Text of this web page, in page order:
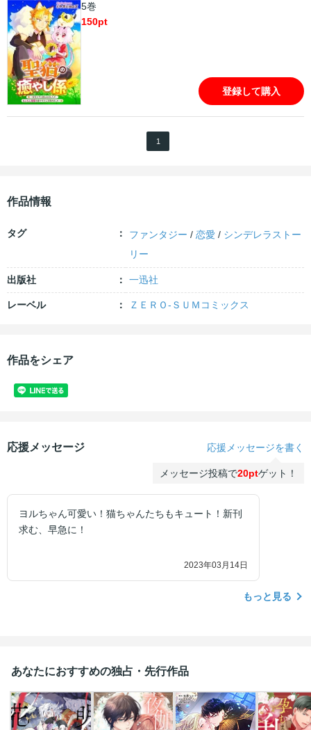
5巻
150pt
登録して購入
1
作品情報
タグ ファンタジー /恋愛 / シンデレラストー
リー
出版社 一迅社
レーベル ＺＥＲＯ-ＳＵＭコミックス
作品をシェア
応援メッセージ 応援メッセージを書く
メッセージ投稿で20ptゲット！
ヨルちゃん可愛い！猫ちゃんたちもキュート！新刊
求む、早急に！
2023年03月14日
もっと見る
あなたにおすすめの独占・先行作品